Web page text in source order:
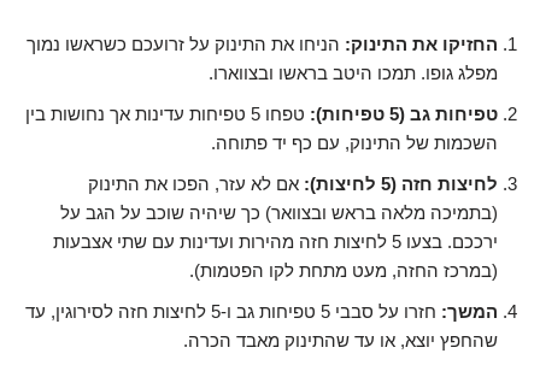
החזיקו את התינוק: הניחו את התינוק על זרועכם כשראשו נמוך
מפלג גופו. תמכו היטב בראשו ובצווארו.
טפיחות גב (5 טפיחות):
טפחו 5 טפיחות עדינות אך נחושות בין
השכמות של התינוק, עם כף יד פתוחה.
לחיצות חזה (5 לחיצות):
אם לא עזר, הפכו את התינוק
(בתמיכה מלאה בראש ובצוואר) כך שיהיה שוכב על הגב על
ירככם. בצעו 5 לחיצות חזה מהירות ועדינות עם שתי אצבעות
(במרכז החזה, מעט מתחת לקו הפטמות).
המשך:
חזרו על סבבי 5 טפיחות גב ו-5 לחיצות חזה לסירוגין, עד
שהחפץ יוצא, או עד שהתינוק מאבד הכרה.